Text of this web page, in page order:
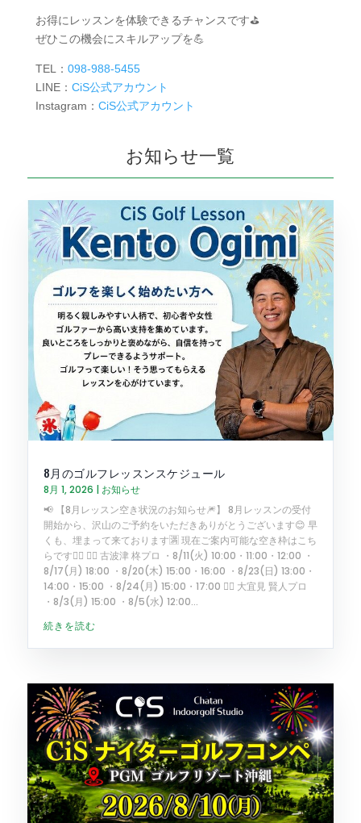
お得にレッスンを体験できるチャンスです⛳️
ぜひこの機会にスキルアップを💪
TEL： 098-988-5455
LINE： CiS公式アカウント
Instagram： CiS公式アカウント
お知らせ一覧
8月のゴルフレッスンスケジュール
8月 1, 2026 | お知らせ
📢 【8月レッスン空き状況のお知らせ🎆】 8月レッスンの受付
開始から、沢山のご予約をいただきありがとうございます😊 早
くも、埋まって来ております🈵 現在ご案内可能な空き枠はこち
らです🏌️‍♂️ 🏌️‍♂️ 古波津 柊プロ ・8/11(火) 10:00・11:00・12:00 ・
8/17(月) 18:00 ・8/20(木) 15:00・16:00 ・8/23(日) 13:00・
14:00・15:00 ・8/24(月) 15:00・17:00 🏌️‍♂️ 大宜見 賢人プロ
・8/3(月) 15:00 ・8/5(水) 12:00...
続きを読む